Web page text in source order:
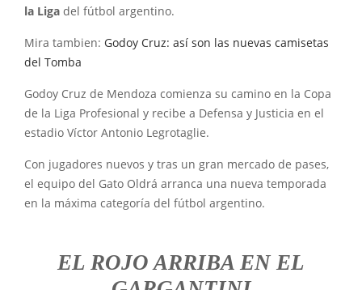
la Liga del fútbol argentino.
Mira tambien: Godoy Cruz: así son las nuevas camisetas
del Tomba
Godoy Cruz de Mendoza comienza su camino en la Copa
de la Liga Profesional y recibe a Defensa y Justicia en el
estadio Víctor Antonio Legrotaglie.
Con jugadores nuevos y tras un gran mercado de pases,
el equipo del Gato Oldrá arranca una nueva temporada
en la máxima categoría del fútbol argentino.
EL ROJO ARRIBA EN EL